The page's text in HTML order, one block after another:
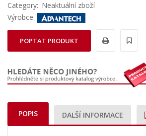
Category: Neaktuální zboží
Výrobce:
POPTAT PRODUKT
POPIS DALŠÍ INFORMACE